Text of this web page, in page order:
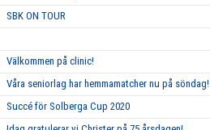
SBK ON TOUR
Välkommen på clinic!
Våra seniorlag har hemmamatcher nu på söndag!
Succé för Solberga Cup 2020